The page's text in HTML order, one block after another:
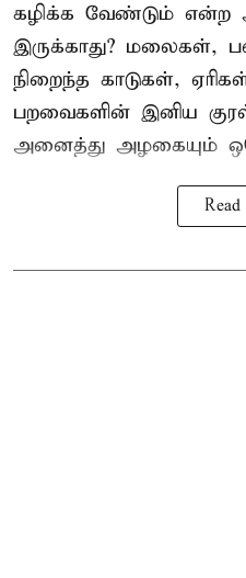
கழிக்க வேண்டும் என்ற
இருக்காது? மலைகள்,
நிறைந்த காடுகள்,
பறவைகளின் இனிய
அனைத்து அழகையும்